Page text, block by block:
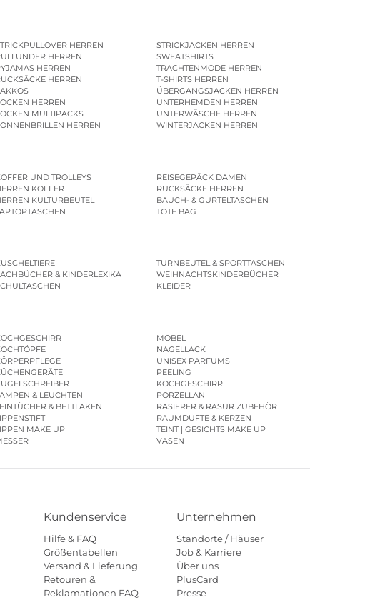
HERREN
HERREN
HERREN
HERREN
HERREN
MULTIPACKS
HERREN
STRICKJACKEN HERREN
SWEATSHIRTS
TRACHTENMODE HERREN
T-SHIRTS HERREN
ÜBERGANGSJACKEN HERREN
UNTERHEMDEN HERREN
UNTERWÄSCHE HERREN
WINTERJACKEN HERREN
UND TROLLEYS
KOFFER
KULTURBEUTEL
REISEGEPÄCK DAMEN
RUCKSÄCKE HERREN
BAUCH- & GÜRTELTASCHEN
TOTE BAG
& KINDERLEXIKA
TURNBEUTEL & SPORTTASCHEN
WEIHNACHTSKINDERBÜCHER
KLEIDER
& LEUCHTEN
& BETTLAKEN
MAKE UP
MÖBEL
NAGELLACK
UNISEX PARFUMS
PEELING
KOCHGESCHIRR
PORZELLAN
RASIERER & RASUR ZUBEHÖR
RAUMDÜFTE & KERZEN
TEINT | GESICHTS MAKE UP
VASEN
Kundenservice
Hilfe & FAQ
Größentabellen
Versand & Lieferung
Retouren &
Reklamationen FAQ
Unternehmen
Standorte / Häuser
Job & Karriere
Über uns
PlusCard
Presse